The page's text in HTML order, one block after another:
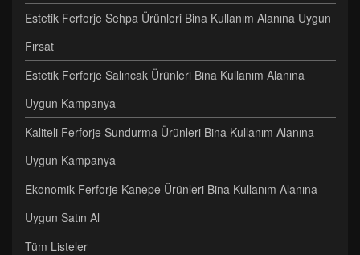
Estetik Ferforje Sehpa Ürünleri Bina Kullanım Alanına Uygun
Fırsat
Estetik Ferforje Salıncak Ürünleri Bina Kullanım Alanına
Uygun Kampanya
Kaliteli Ferforje Sundurma Ürünleri Bina Kullanım Alanına
Uygun Kampanya
Ekonomik Ferforje Kanepe Ürünleri Bina Kullanım Alanına
Uygun Satın Al
Tüm Listeler